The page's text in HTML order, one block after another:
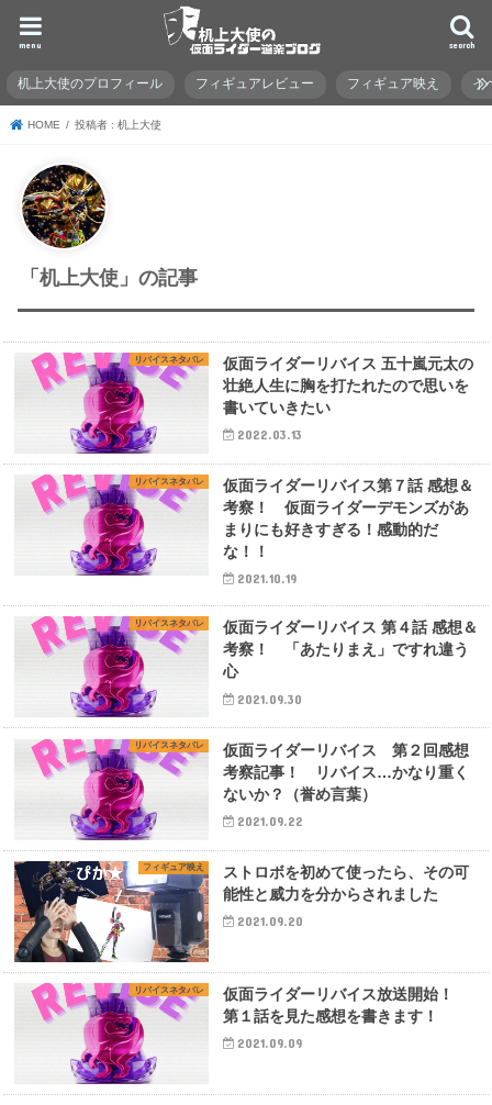
search
menu
机上大使のプロフィール フィギュアレビュー フィギュア映え イ
HOME 投稿者 : 机上大使
「机上大使」の記事
リバイスネタバレ
仮面ライダーリバイス 五十嵐元太の
壮絶人生に胸を打たれたので思いを
書いていきたい
2022.03.13
リバイスネタバレ
仮面ライダーリバイス第７話 感想＆
考察！ 仮面ライダーデモンズがあ
まりにも好きすぎる！感動的だ
な！！
2021.10.19
リバイスネタバレ
仮面ライダーリバイス 第４話 感想＆
考察！ 「あたりまえ」ですれ違う
心
2021.09.30
リバイスネタバレ
仮面ライダーリバイス 第２回感想
考察記事！ リバイス…かなり重く
ないか？（誉め言葉）
2021.09.22
フィギュア映え
ストロボを初めて使ったら、その可
能性と威力を分からされました
2021.09.20
リバイスネタバレ
仮面ライダーリバイス放送開始！
第１話を見た感想を書きます！
2021.09.09